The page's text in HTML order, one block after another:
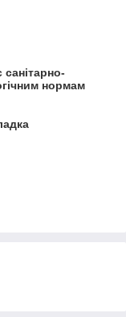
санітарно-
нормам